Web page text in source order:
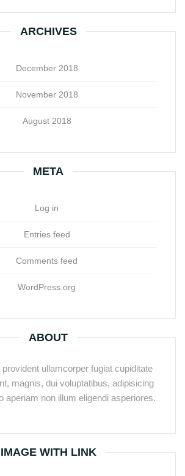
ARCHIVES
December 2018
November 2018
August 2018
META
Log in
Entries feed
Comments feed
WordPress.org
ABOUT
ullamcorper fugiat cupiditate
magnis, dui voluptatibus, adipisicing
aperiam non illum eligendi asperiores.
IMAGE WITH LINK